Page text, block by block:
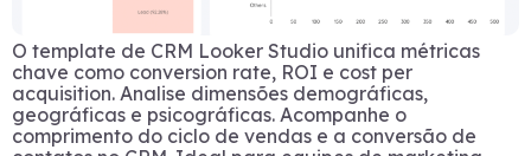
O template de CRM Looker Studio unifica métricas
chave como conversion rate, ROI e cost per
acquisition. Analise dimensões demográficas,
geográficas e psicográficas. Acompanhe o
comprimento do ciclo de vendas e a conversão de